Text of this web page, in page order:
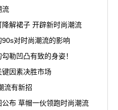
流
解裙子 开辟新时尚潮流
对时尚潮流的影响
勒凹凸有致的身姿！
因素决胜市场
流有新招
公布 草帽一伙领跑时尚潮流